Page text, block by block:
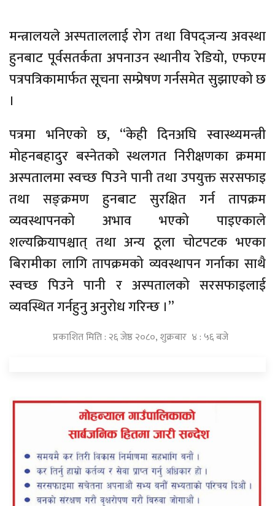
मन्त्रालयले अस्पताललाई रोग तथा विपद्जन्य अवस्था
हुनबाट पूर्वसतर्कता अपनाउन स्थानीय रेडियो, एफएम
पत्रपत्रिकामार्फत सूचना सम्प्रेषण गर्नसमेत सुझाएको छ
।
पत्रमा भनिएको छ, “केही दिनअघि स्वास्थ्यमन्त्री
मोहनबहादुर बस्नेतको स्थलगत निरीक्षणका क्रममा
अस्पतालमा स्वच्छ पिउने पानी तथा उपयुक्त सरसफाइ
तथा सङ्क्रमण हुनबाट सुरक्षित गर्न तापक्रम
व्यवस्थापनको अभाव भएको पाइएकाले
शल्यक्रियापश्चात् तथा अन्य ठूला चोटपटक भएका
बिरामीका लागि तापक्रमको व्यवस्थापन गर्नाका साथै
स्वच्छ पिउने पानी र अस्पतालको सरसफाइलाई
व्यवस्थित गर्नहुनु अनुरोध गरिन्छ ।”
प्रकाशित मिति : २६ जेष्ठ २०८०, शुक्रबार ४ : ५६ बजे